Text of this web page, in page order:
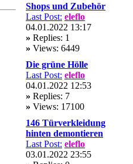
Shops und Zubehör
Last Post: eleflo
04.01.2022 13:17
» Replies: 1
» Views: 6449
Die grüne Hölle
Last Post: eleflo
04.01.2022 12:53
» Replies: 7
» Views: 17100
146 Türverkleidung
hinten demontieren
Last Post: eleflo
03.01.2022 23:55